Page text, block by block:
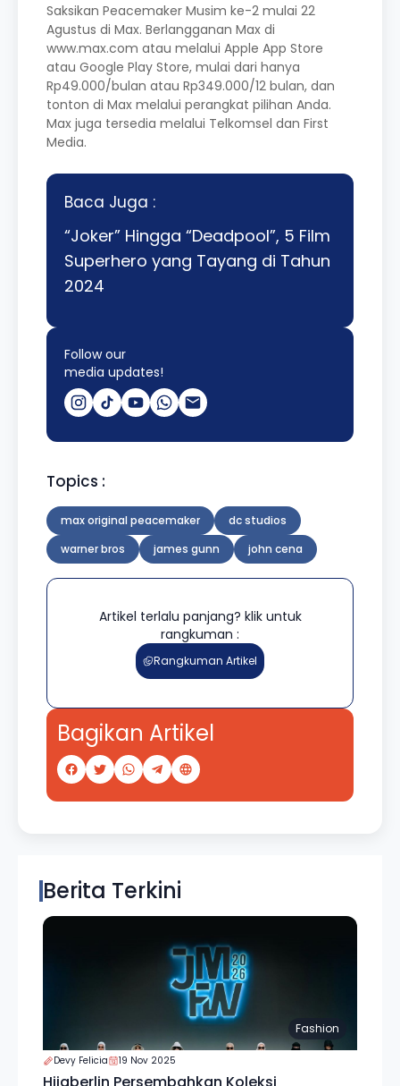
Saksikan Peacemaker Musim ke-2 mulai 22
Agustus di Max. Berlangganan Max di
www.max.com atau melalui Apple App Store
atau Google Play Store, mulai dari hanya
Rp49.000/bulan atau Rp349.000/12 bulan, dan
tonton di Max melalui perangkat pilihan Anda.
Max juga tersedia melalui Telkomsel dan First
Media.
Baca Juga :
“Joker” Hingga “Deadpool”, 5 Film
Superhero yang Tayang di Tahun
2024
Follow our
media updates!
Topics :
max original peacemaker
dc studios
warner bros
james gunn john cena
Artikel terlalu panjang? klik untuk
rangkuman :
Rangkuman Artikel
Bagikan Artikel
Berita Terkini
Fashion
Devy Felicia 19 Nov 2025
Hijaberlin Persembahkan Koleksi